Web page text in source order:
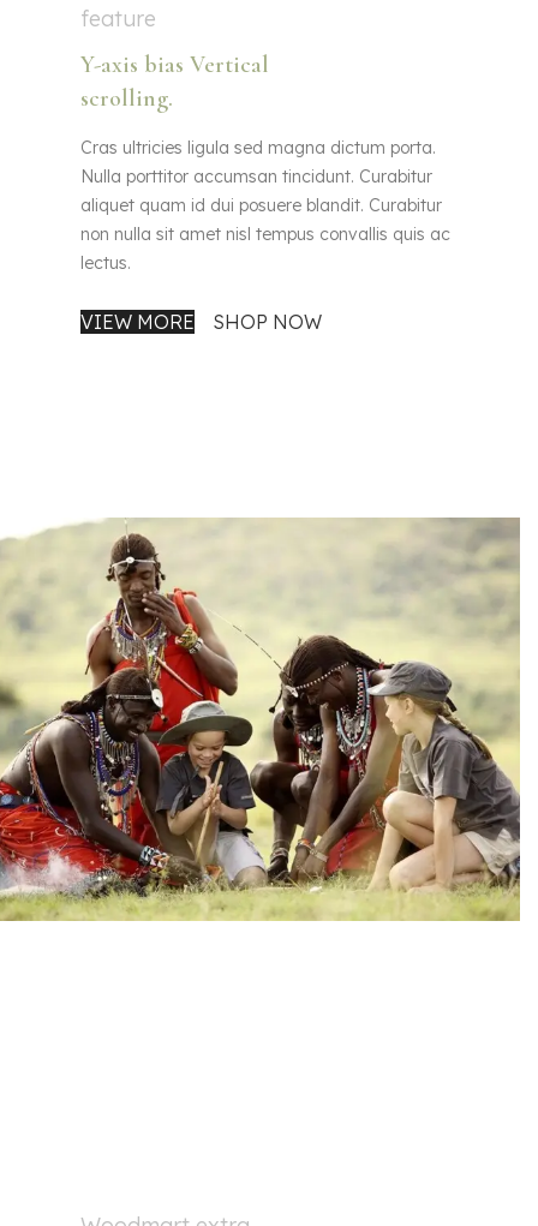
feature
Y-axis bias Vertical
scrolling.
Cras ultricies ligula sed magna dictum porta.
Nulla porttitor accumsan tincidunt. Curabitur
aliquet quam id dui posuere blandit. Curabitur
non nulla sit amet nisl tempus convallis quis ac
lectus.
VIEW MORE SHOP NOW